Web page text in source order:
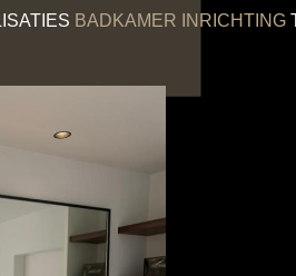
BADKAMER INRICHTING